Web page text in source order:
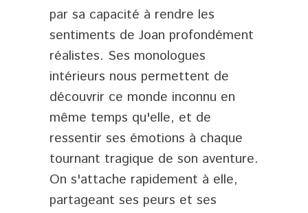
par sa capacité à rendre les
sentiments de Joan profondément
réalistes. Ses monologues
intérieurs nous permettent de
découvrir ce monde inconnu en
même temps qu'elle, et de
ressentir ses émotions à chaque
tournant tragique de son aventure.
On s'attache rapidement à elle,
partageant ses peurs et ses